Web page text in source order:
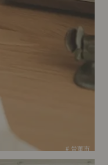
# 骨董市